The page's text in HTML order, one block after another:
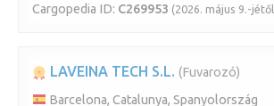
Cargopedia ID: C269953 (2026. május 9.-
LAVEINA TECH S.L. (Fuvarozó)
Barcelona, Catalunya, Spanyolország